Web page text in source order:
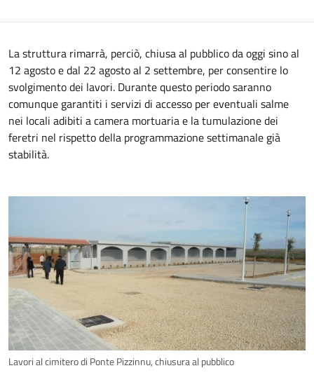
La struttura rimarrà, perciò, chiusa al pubblico da oggi sino al
12 agosto e dal 22 agosto al 2 settembre, per consentire lo
svolgimento dei lavori. Durante questo periodo saranno
comunque garantiti i servizi di accesso per eventuali salme
nei locali adibiti a camera mortuaria e la tumulazione dei
feretri nel rispetto della programmazione settimanale già
stabilità.
Lavori al cimitero di Ponte Pizzinnu, chiusura al pubblico